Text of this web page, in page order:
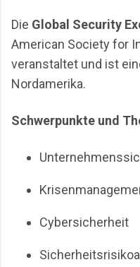
Die Global Security
American Society for
veranstaltet und ist
Nordamerika.
Schwerpunkte und
Cybersicherheit